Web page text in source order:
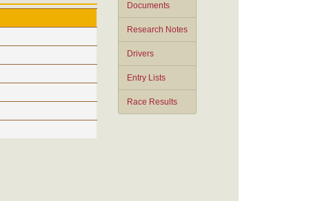
Documents
Research Notes
Drivers
Entry Lists
Race Results